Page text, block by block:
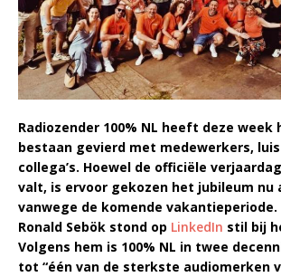
Radiozender 100% NL heeft deze week
bestaan gevierd met medewerkers,
collega’s. Hoewel de officiële
valt, is ervoor gekozen het jubileum nu
vanwege de komende
Ronald Sebök stond op LinkedIn stil bij
Volgens hem is 100% NL in twee
tot “één van de sterkste audiomerken